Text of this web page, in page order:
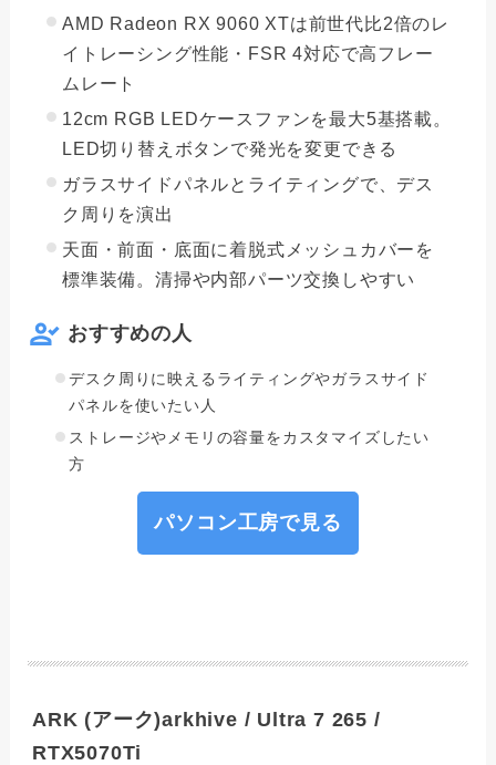
AMD Radeon RX 9060 XTは前世代比2倍のレ
イトレーシング性能・FSR 4対応で高フレー
ムレート
12cm RGB LEDケースファンを最大5基搭載。
LED切り替えボタンで発光を変更できる
ガラスサイドパネルとライティングで、デス
ク周りを演出
天面・前面・底面に着脱式メッシュカバーを
標準装備。清掃や内部パーツ交換しやすい
おすすめの人
デスク周りに映えるライティングやガラスサイド
パネルを使いたい人
ストレージやメモリの容量をカスタマイズしたい
方
パソコン工房で見る
ARK (アーク)arkhive / Ultra 7 265 /
RTX5070Ti